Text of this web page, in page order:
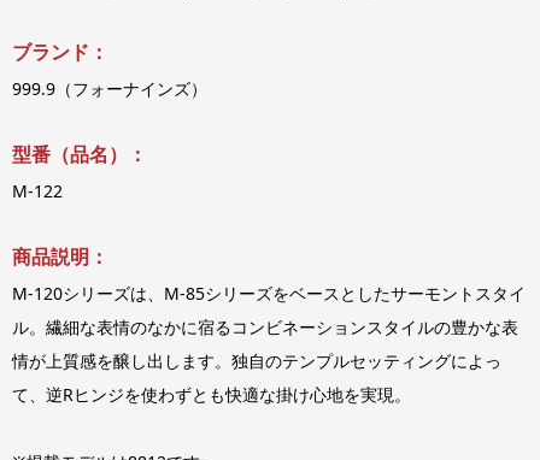
ブランド：
999.9（フォーナインズ）
型番（品名）：
M-122
商品説明：
M-120シリーズは、M-85シリーズをベースとしたサーモントスタイ
ル。繊細な表情のなかに宿るコンビネーションスタイルの豊かな表
情が上質感を醸し出します。独自のテンプルセッティングによっ
て、逆Rヒンジを使わずとも快適な掛け心地を実現。